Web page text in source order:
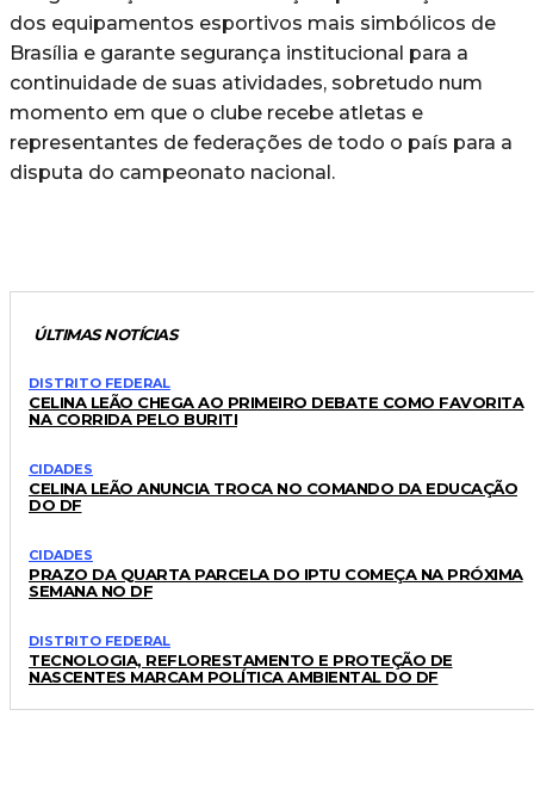
dos equipamentos esportivos mais simbólicos de
Brasília e garante segurança institucional para a
continuidade de suas atividades, sobretudo num
momento em que o clube recebe atletas e
representantes de federações de todo o país para a
disputa do campeonato nacional.
ÚLTIMAS NOTÍCIAS
DISTRITO FEDERAL
CELINA LEÃO CHEGA AO PRIMEIRO DEBATE COMO FAVORITA
NA CORRIDA PELO BURITI
CIDADES
CELINA LEÃO ANUNCIA TROCA NO COMANDO DA EDUCAÇÃO
DO DF
CIDADES
PRAZO DA QUARTA PARCELA DO IPTU COMEÇA NA PRÓXIMA
SEMANA NO DF
DISTRITO FEDERAL
TECNOLOGIA, REFLORESTAMENTO E PROTEÇÃO DE
NASCENTES MARCAM POLÍTICA AMBIENTAL DO DF